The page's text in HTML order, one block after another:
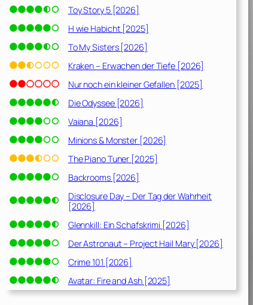
Toy Story 5 [2026]
H wie Habicht [2025]
To My Sisters [2026]
Kraken – Erwachen der Tiefe [2026]
Nur noch ein kleiner Gefallen [2025]
Die Odyssee [2026]
Vaiana [2026]
Minions & Monster [2026]
The Piano Tuner [2025]
Backrooms [2026]
Disclosure Day – Der Tag der Wahrheit
[2026]
Glennkill: Ein Schafskrimi [2026]
Der Astronaut – Project Hail Mary [2026]
Crime 101 [2026]
Avatar: Fire and Ash [2025]